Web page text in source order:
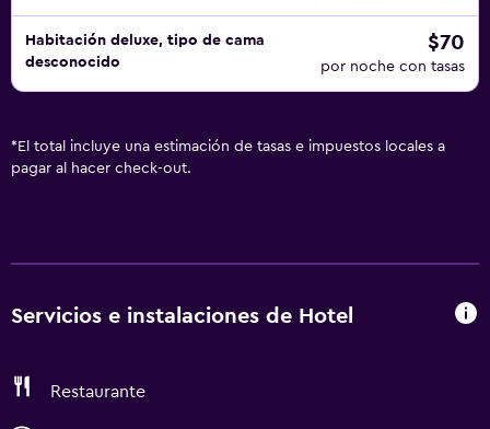
Habitación deluxe, tipo de cama
desconocido
$70
por noche con tasas
* El total incluye una estimación de tasas e impuestos locales a
pagar al hacer check-out.
Servicios e instalaciones de Hotel
Restaurante